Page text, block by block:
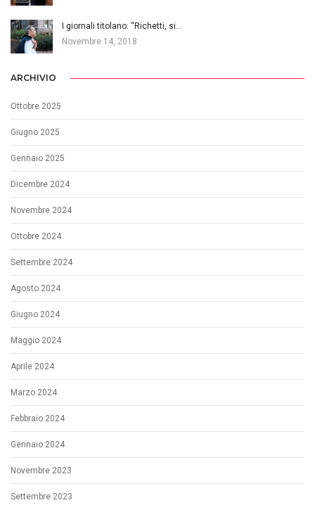
I giornali titolano: “Richetti, si…
Novembre 14, 2018
ARCHIVIO
Ottobre 2025
Giugno 2025
Gennaio 2025
Dicembre 2024
Novembre 2024
Ottobre 2024
Settembre 2024
Agosto 2024
Giugno 2024
Maggio 2024
Aprile 2024
Marzo 2024
Febbraio 2024
Gennaio 2024
Novembre 2023
Settembre 2023